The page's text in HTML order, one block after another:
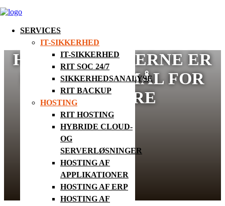
SERVICES
IT-SIKKERHED
IT-SIKKERHED
RIT SOC 24/7
SIKKERHEDSANALYSE
RIT BACKUP
HOSTING
RIT HOSTING
HYBRIDE CLOUD-
OG
SERVERLØSNINGER
HOSTING AF
APPLIKATIONER
HOSTING AF ERP
HOSTING AF
HR-AFDELINGERNE ER
ET OPLAGT MÅL FOR
HACKERE